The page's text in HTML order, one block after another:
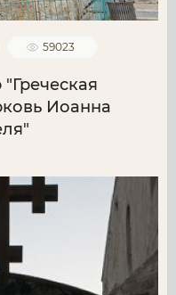
59023
Иоанна